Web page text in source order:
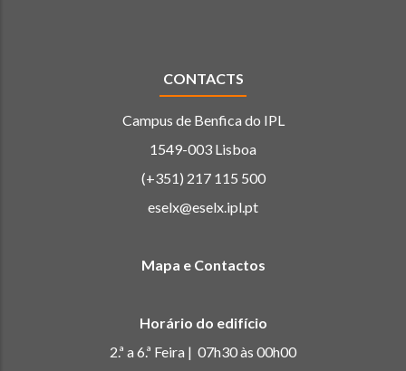
CONTACTS
Campus de Benfica do IPL
1549-003 Lisboa
(+351) 217 115 500
eselx@eselx.ipl.pt
Mapa e Contactos
Horário do edifício
2.ª a 6.ª Feira | 07h30 às 00h00